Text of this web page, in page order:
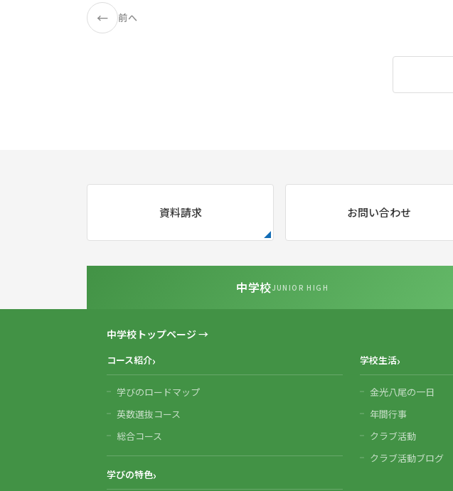
← 前へ
資料請求 お問い合わせ
中学校JUNIOR HIGH
中学校トップページ →
コース紹介
学びのロードマップ
英数選抜コース
総合コース
学びの特色
学校生活
金光八尾の一日
年間行事
クラブ活動
クラブ活動ブログ